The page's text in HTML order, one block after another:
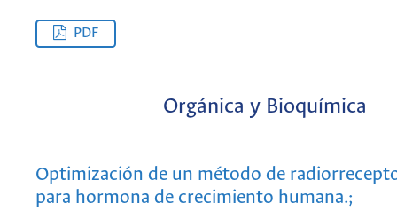
PDF
Orgánica y Bioquímica
Optimización de un método de
para hormona de crecimiento humana.;